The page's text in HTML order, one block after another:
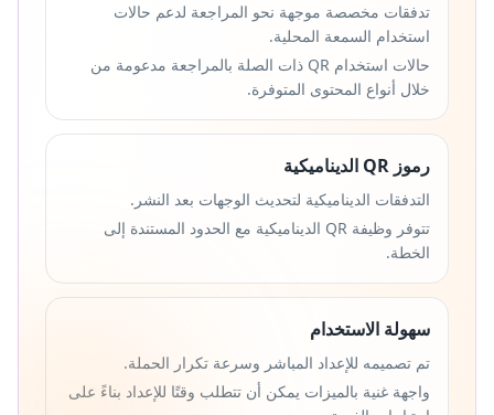
تدفقات مخصصة موجهة نحو المراجعة لدعم حالات
استخدام السمعة المحلية.
حالات استخدام QR ذات الصلة بالمراجعة مدعومة من
خلال أنواع المحتوى المتوفرة.
رموز QR الديناميكية
التدفقات الديناميكية لتحديث الوجهات بعد النشر.
تتوفر وظيفة QR الديناميكية مع الحدود المستندة إلى
الخطة.
سهولة الاستخدام
تم تصميمه للإعداد المباشر وسرعة تكرار الحملة.
واجهة غنية بالميزات يمكن أن تتطلب وقتًا للإعداد بناءً على